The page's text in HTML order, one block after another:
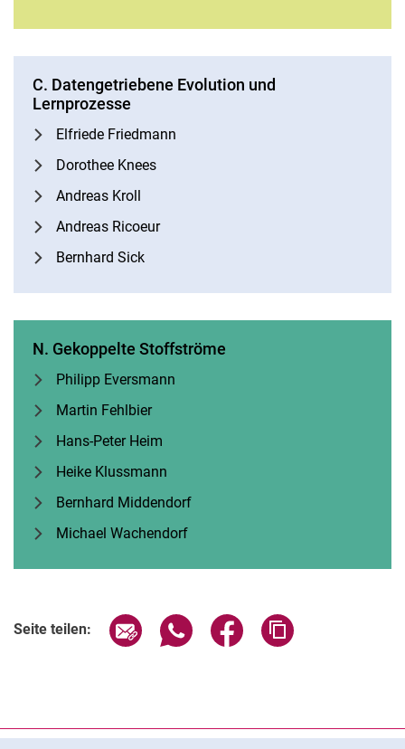
C. Datengetriebene Evolution und
Lernprozesse
Elfriede Friedmann
Dorothee Knees
Andreas Kroll
Andreas Ricoeur
Bernhard Sick
N. Ge­­kop­­pel­­te Stof­f­strö­­me
Philipp Eversmann
Martin Fehlbier
Hans-Peter Heim
Heike Klussmann
Bernhard Middendorf
Michael Wachendorf
Seite teilen: Seite über E-Mail teilen
Seite über WhatsApp teilen
Seite über Facebook